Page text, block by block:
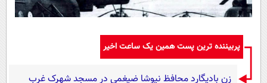
پربیننده ترین پست همین یک ساعت اخیر
زنِ بادیگارد محافظ نیوشا ضیغمی در مسجد شهرک غرب